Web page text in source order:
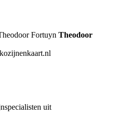
Theodoor
uit